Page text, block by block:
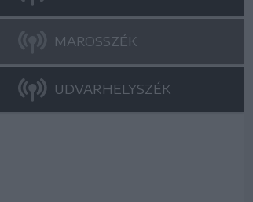
MAROSSZÉK
UDVARHELYSZÉK